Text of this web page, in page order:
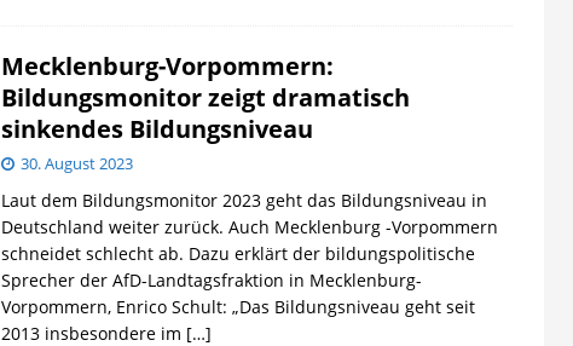
Mecklenburg-Vorpommern:
Bildungsmonitor zeigt dramatisch
sinkendes Bildungsniveau
30. August 2023
Laut dem Bildungsmonitor 2023 geht das Bildungsniveau in
Deutschland weiter zurück. Auch Mecklenburg -Vorpommern
schneidet schlecht ab. Dazu erklärt der bildungspolitische
Sprecher der AfD-Landtagsfraktion in Mecklenburg-
Vorpommern, Enrico Schult: „Das Bildungsniveau geht seit
2013 insbesondere im […]